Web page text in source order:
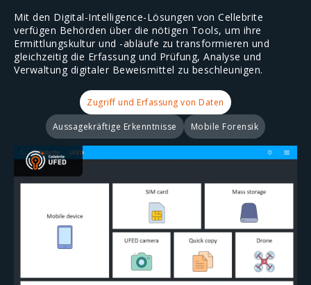
Mit den Digital-Intelligence-Lösungen von Cellebrite
verfügen Behörden über die nötigen Tools, um ihre
Ermittlungskultur und -abläufe zu transformieren und
gleichzeitig die Erfassung und Prüfung, Analyse und
Verwaltung digitaler Beweismittel zu beschleunigen.
Zugriff und Erfassung von Daten
Aussagekräftige Erkenntnisse Mobile Forensik